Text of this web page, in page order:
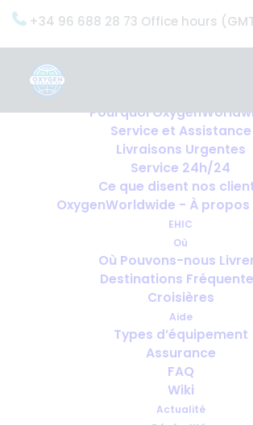
+34 96 688 28 73 Office hours
OxygenWorldwide (Ce que
Pourquoi
Service et Assistance
Livraisons Urgentes
Service 24h/24
Ce que disent nos
OxygenWorldwide - À propos
EHIC
Où
Où Pouvons-nous
Destinations
Croisières
Aide
Types d’équipement
Assurance
FAQ
Wiki
Actualité